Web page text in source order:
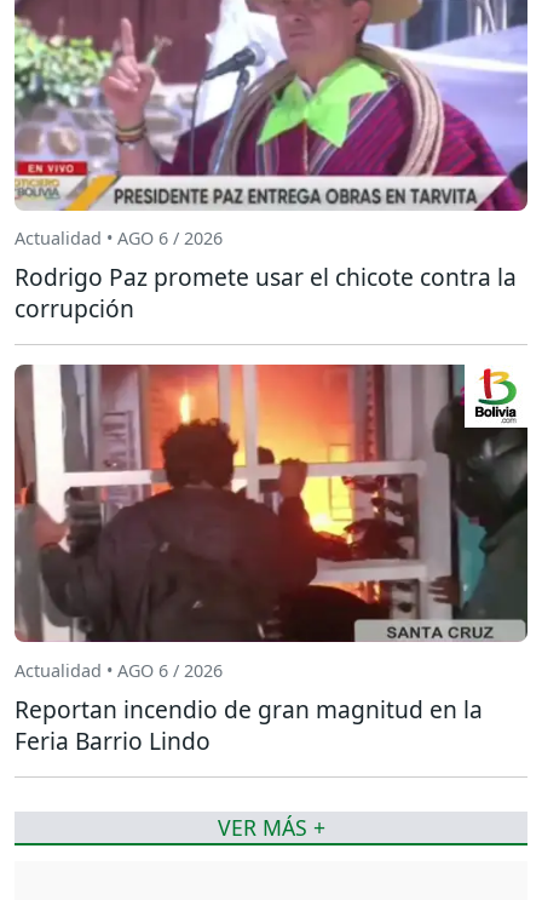
Actualidad • AGO 6 / 2026
Rodrigo Paz promete usar el chicote contra la
corrupción
Actualidad • AGO 6 / 2026
Reportan incendio de gran magnitud en la
Feria Barrio Lindo
VER MÁS +